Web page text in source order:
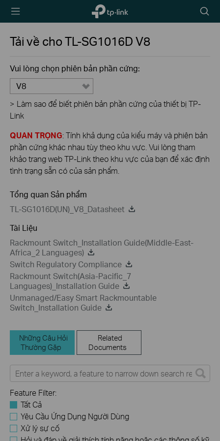
TP-Link,
Reliably
Biểu
tượng
Tải về choTL-SG1016DV8
Vui lòng chọn phiên bản phần cứng:
V8
> Làm sao để biết phiên bản phần cứng của thiết bị TP-
Link
QUAN TRỌNG: Tính khả dụng của kiểu máy và phiên bản
phần cứng khác nhau tùy theo khu vực. Vui lòng tham
khảo trang web TP-Link theo khu vực của bạn để xác định
tình trạng sẵn có của sản phẩm.
Tổng quan Sản phẩm
TL-SG1016D(UN)_V8_Datasheet
Tài Liệu
Rackmount Switch_Installation Guide(Middle-East-
Africa_2 Languages)
Switch Regulatory Compliance
Rackmount Switch(Asia-Pacific_7
Languages)_Installation Guide
Unmanaged/Easy Smart Rackmountable
Switch_Installation Guide
Những Câu Hỏi
Thường Gặp
Related
Documents
Feature Filter:
Tất Cả
Yêu Cầu Ứng Dụng Người Dùng
Xử lý sự cố